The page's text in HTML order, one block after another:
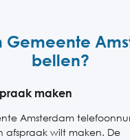
Gemeente
bellen?
maken
Amsterdam
afspraak wilt maken. De